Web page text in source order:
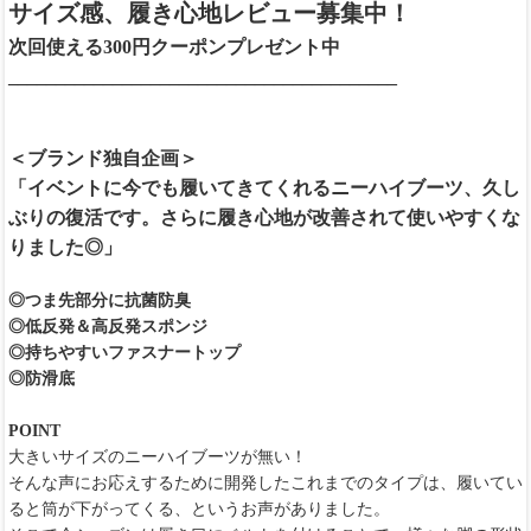
サイズ感、履き心地レビュー募集中！
次回使える300円クーポンプレゼント中
＜ブランド独自企画＞
「イベントに今でも履いてきてくれるニーハイブーツ、久し
ぶりの復活です。さらに履き心地が改善されて使いやすくな
りました◎」
◎つま先部分に抗菌防臭
◎低反発＆高反発スポンジ
◎持ちやすいファスナートップ
◎防滑底
POINT
大きいサイズのニーハイブーツが無い！
そんな声にお応えするために開発したこれまでのタイプは、履いてい
ると筒が下がってくる、というお声がありました。